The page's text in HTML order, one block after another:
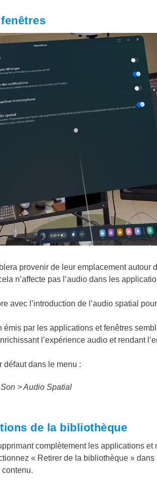
provenir de leur emplacement autour
n’affecte pas l’audio dans les
avec l’introduction de l’audio spatial
émis par les applications et fenêtres
l’expérience audio et rendant
défaut dans le menu :
> Audio Spatial
de la bibliothèque
complètement les applications
« Retirer de la bibliothèque »